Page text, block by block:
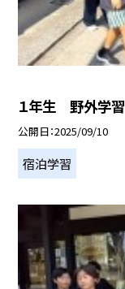
１年生 野外学習
公開日 2025/09/10
宿泊学習